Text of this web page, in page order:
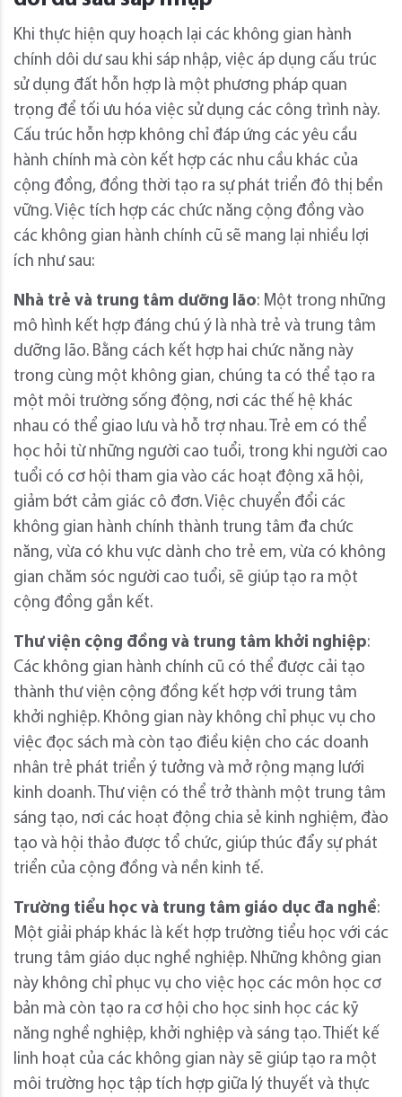
Khi thực hiện quy hoạch lại các không gian hành
chính dôi dư sau khi sáp nhập, việc áp dụng cấu trúc
sử dụng đất hỗn hợp là một phương pháp quan
trọng để tối ưu hóa việc sử dụng các công trình này.
Cấu trúc hỗn hợp không chỉ đáp ứng các yêu cầu
hành chính mà còn kết hợp các nhu cầu khác của
cộng đồng, đồng thời tạo ra sự phát triển đô thị bền
vững. Việc tích hợp các chức năng cộng đồng vào
các không gian hành chính cũ sẽ mang lại nhiều lợi
ích như sau:
Nhà trẻ và trung tâm dưỡng lão: Một trong những
mô hình kết hợp đáng chú ý là nhà trẻ và trung tâm
dưỡng lão. Bằng cách kết hợp hai chức năng này
trong cùng một không gian, chúng ta có thể tạo ra
một môi trường sống động, nơi các thế hệ khác
nhau có thể giao lưu và hỗ trợ nhau. Trẻ em có thể
học hỏi từ những người cao tuổi, trong khi người cao
tuổi có cơ hội tham gia vào các hoạt động xã hội,
giảm bớt cảm giác cô đơn. Việc chuyển đổi các
không gian hành chính thành trung tâm đa chức
năng, vừa có khu vực dành cho trẻ em, vừa có không
gian chăm sóc người cao tuổi, sẽ giúp tạo ra một
cộng đồng gắn kết.
Thư viện cộng đồng và trung tâm khởi nghiệp:
Các không gian hành chính cũ có thể được cải tạo
thành thư viện cộng đồng kết hợp với trung tâm
khởi nghiệp. Không gian này không chỉ phục vụ cho
việc đọc sách mà còn tạo điều kiện cho các doanh
nhân trẻ phát triển ý tưởng và mở rộng mạng lưới
kinh doanh. Thư viện có thể trở thành một trung tâm
sáng tạo, nơi các hoạt động chia sẻ kinh nghiệm, đào
tạo và hội thảo được tổ chức, giúp thúc đẩy sự phát
triển của cộng đồng và nền kinh tế.
Trường tiểu học và trung tâm giáo dục đa nghề:
Một giải pháp khác là kết hợp trường tiểu học với các
trung tâm giáo dục nghề nghiệp. Những không gian
này không chỉ phục vụ cho việc học các môn học cơ
bản mà còn tạo ra cơ hội cho học sinh học các kỹ
năng nghề nghiệp, khởi nghiệp và sáng tạo. Thiết kế
linh hoạt của các không gian này sẽ giúp tạo ra một
môi trường học tập tích hợp giữa lý thuyết và thực